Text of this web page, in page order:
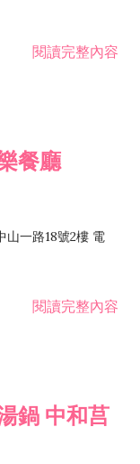
閱讀完整內容
餐廳
山一路18號2樓 電
閱讀完整內容
鍋 中和莒